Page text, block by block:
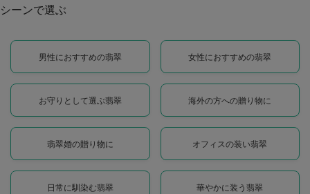
シーンで選ぶ
男性におすすめの翡翠 女性におすすめの翡翠
お守りとして選ぶ翡翠 海外の方への贈り物に
翡翠婚の贈り物に オフィスの装い翡翠
日常に馴染む翡翠 華やかに装う翡翠